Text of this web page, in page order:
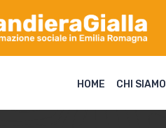
HOME CHI SIAMO